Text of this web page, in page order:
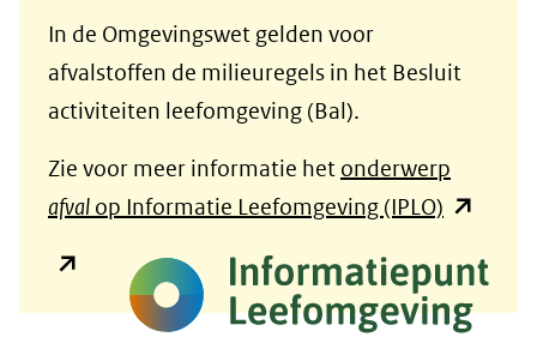
(verwijst
naar
een
website)
venster)
(verwijst
naar
andere
website)
In de Omgevingswet gelden voor
afvalstoffen de milieuregels in het Besluit
activiteiten leefomgeving (Bal).
Zie voor meer informatie het onderwerp
afval op Informatie Leefomgeving (IPLO) (opent
nieuw
venster)
(opent